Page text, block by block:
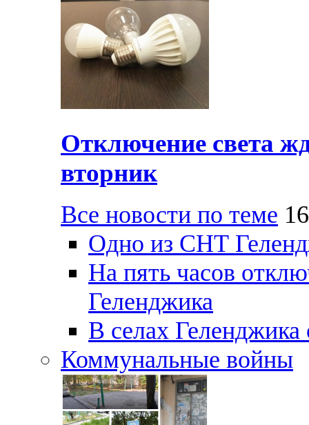
Отключение света
вторник
Все новости по теме
Одно из СНТ
На пять часов
Геленджика
В селах Геленджика
Коммунальные войны